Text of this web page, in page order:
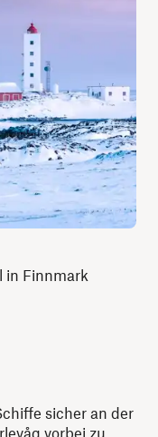
in Finnmark
sicher an der
vorbei zu